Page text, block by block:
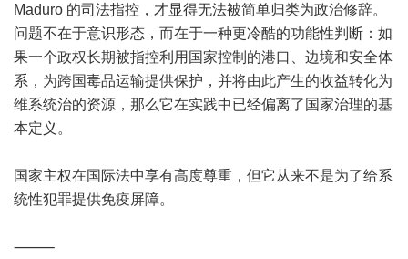
Maduro 的司法指控，才显得无法被简单归类为政治修辞。
问题不在于意识形态，而在于一种更冷酷的功能性判断：如
果一个政权长期被指控利用国家控制的港口、边境和安全体
系，为跨国毒品运输提供保护，并将由此产生的收益转化为
维系统治的资源，那么它在实践中已经偏离了国家治理的基
本定义。
国家主权在国际法中享有高度尊重，但它从来不是为了给系
统性犯罪提供免疫屏障。
⸻